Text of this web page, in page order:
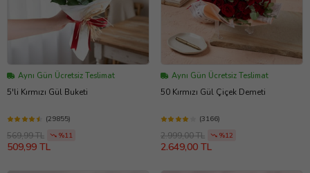
Aynı Gün Ücretsiz Teslimat
5'li Kırmızı Gül Buketi
(29855)
569,99 TL %11
509,99 TL
Aynı Gün Ücretsiz Teslimat
50 Kırmızı Gül Çiçek Demeti
(3166)
2.999,00 TL %12
2.649,00 TL